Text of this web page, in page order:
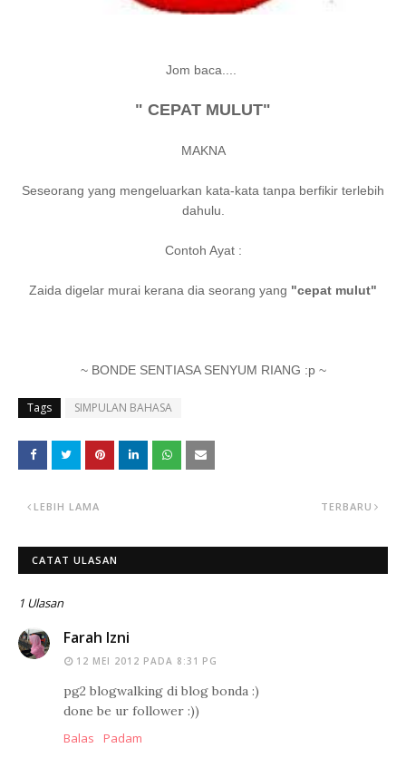
Jom baca....
" CEPAT MULUT"
MAKNA
Seseorang yang mengeluarkan kata-kata tanpa berfikir terlebih
dahulu.
Contoh Ayat :
Zaida digelar murai kerana dia seorang yang "cepat mulut"
~ BONDE SENTIASA SENYUM RIANG :p ~
Tags SIMPULAN BAHASA
TERBARU
LEBIH LAMA
CATAT ULASAN
1 Ulasan
Farah Izni
12 MEI 2012 PADA 8:31 PG
pg2 blogwalking di blog bonda :)
done be ur follower :))
Balas
Padam